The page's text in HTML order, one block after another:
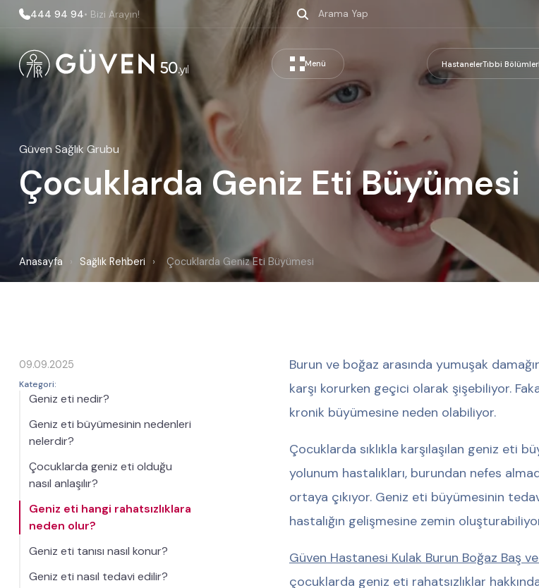
444 94 94• Bizi Arayın!
Menü HastanelerTıbbi Bölümler
Güven Sağlık Grubu
Çocuklarda Geniz Eti Büyümesi
Anasayfa › Sağlık Rehberi › Çocuklarda Geniz Eti Büyümesi
09.09.2025
Kategori:
Geniz eti nedir?
Geniz eti büyümesinin nedenleri
nelerdir?
Çocuklarda geniz eti olduğu
nasıl anlaşılır?
Geniz eti hangi rahatsızlıklara
neden olur?
Geniz eti tanısı nasıl konur?
Geniz eti nasıl tedavi edilir?
Burun ve boğaz arasında yumuşak
karşı korurken geçici olarak şişebiliyor.
kronik büyümesine neden olabiliyor.
Çocuklarda sıklıkla karşılaşılan geniz eti
yolunum hastalıkları, burundan nefes
ortaya çıkıyor. Geniz eti büyümesinin
hastalığın gelişmesine zemin
Güven Hastanesi Kulak Burun Boğaz Baş
çocuklarda geniz eti rahatsızlıklar